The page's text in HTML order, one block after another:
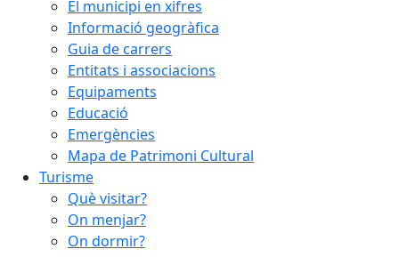
El municipi en xifres
Informació geogràfica
Guia de carrers
Entitats i associacions
Equipaments
Educació
Emergències
Mapa de Patrimoni Cultural
Turisme
Què visitar?
On menjar?
On dormir?